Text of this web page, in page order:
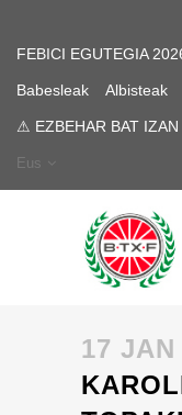
FEBICI EGUTEGIA
Babesleak Albisteak
⚠ EZBEHAR BAT
Eus
17 JAN